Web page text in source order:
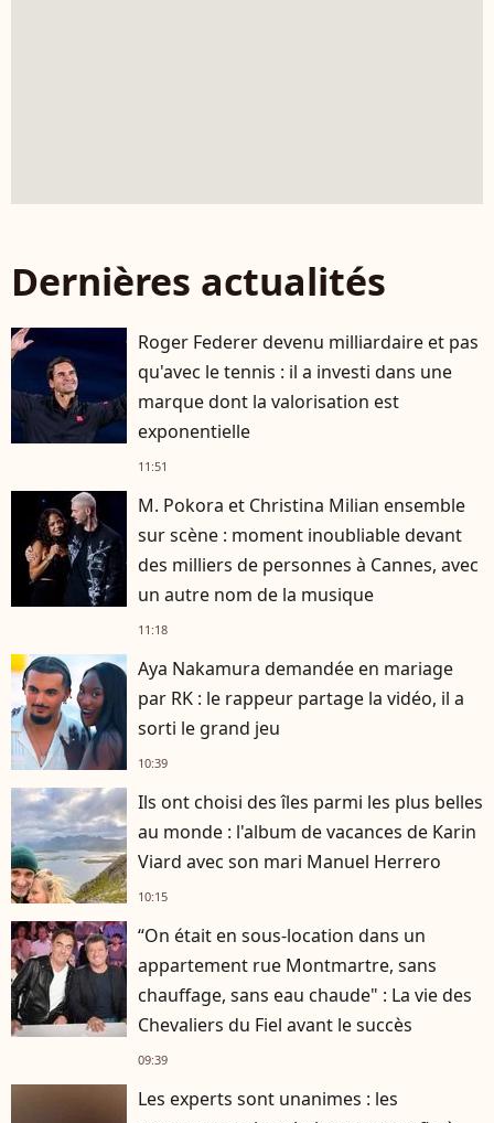
Dernières actualités
Roger Federer devenu milliardaire et pas
qu'avec le tennis : il a investi dans une
marque dont la valorisation est
exponentielle
11:51
M. Pokora et Christina Milian ensemble
sur scène : moment inoubliable devant
des milliers de personnes à Cannes, avec
un autre nom de la musique
11:18
Aya Nakamura demandée en mariage
par RK : le rappeur partage la vidéo, il a
sorti le grand jeu
10:39
Ils ont choisi des îles parmi les plus belles
au monde : l'album de vacances de Karin
Viard avec son mari Manuel Herrero
10:15
“On était en sous-location dans un
appartement rue Montmartre, sans
chauffage, sans eau chaude" : La vie des
Chevaliers du Fiel avant le succès
09:39
Les experts sont unanimes : les